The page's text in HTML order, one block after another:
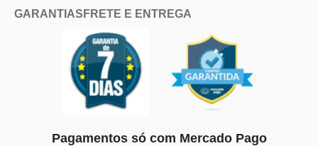
GARANTIAS FRETE E ENTREGA
Pagamentos só com Mercado Pago